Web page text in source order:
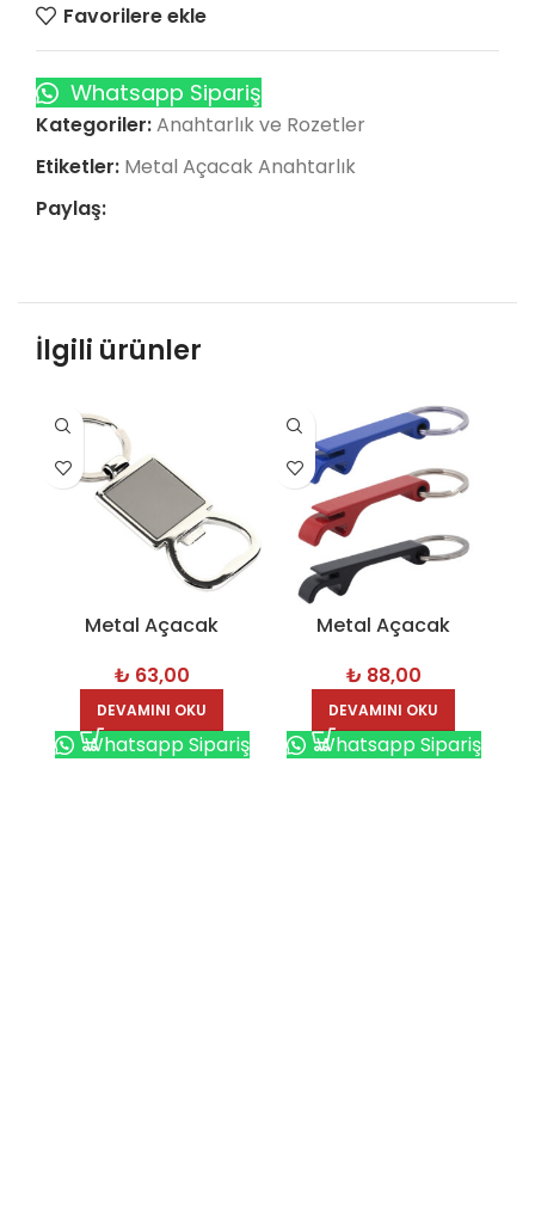
Favorilere ekle
Whatsapp Sipariş
Kategoriler:Anahtarlık ve Rozetler
Etiketler: Metal Açacak Anahtarlık
Paylaş:
İlgili ürünler
Metal Açacak
₺ 63,00
DEVAMINI OKU
Whatsapp Sipariş
Metal Açacak
₺ 88,00
DEVAMINI OKU
Whatsapp Sipariş